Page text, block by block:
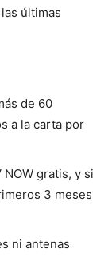
últimas
de 60
a la carta por
gratis, y si
3 meses
ni antenas